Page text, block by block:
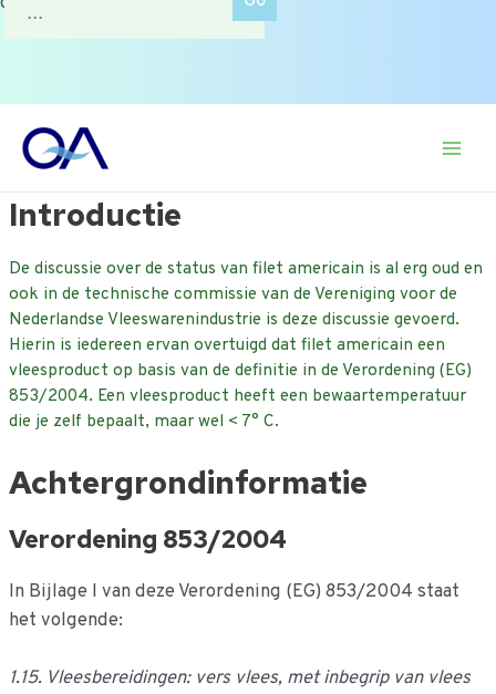
naar
Introductie
De discussie over de status van filet americain is al erg oud en
ook in de technische commissie van de Vereniging voor de
Nederlandse Vleeswarenindustrie is deze discussie gevoerd.
Hierin is iedereen ervan overtuigd dat filet americain een
vleesproduct op basis van de definitie in de Verordening (EG)
853/2004. Een vleesproduct heeft een bewaartemperatuur
die je zelf bepaalt, maar wel < 7° C.
Achtergrondinformatie
Verordening 853/2004
In Bijlage I van deze Verordening (EG) 853/2004 staat
het volgende:
1.15. Vleesbereidingen: vers vlees, met inbegrip van vlees